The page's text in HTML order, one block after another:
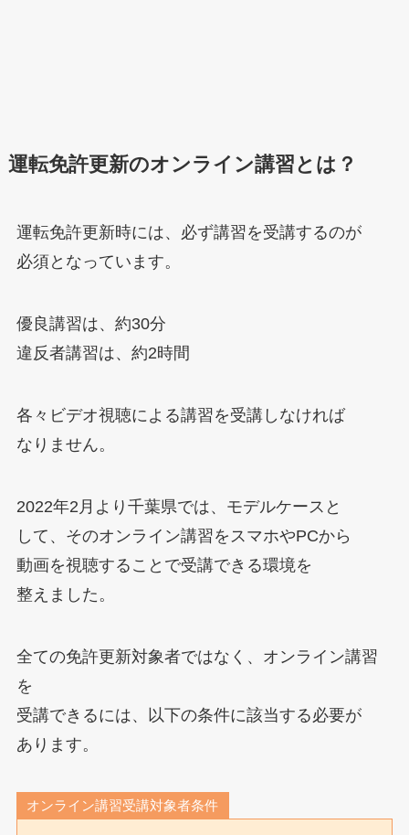
運転免許更新のオンライン講習とは？
運転免許更新時には、必ず講習を受講するのが
必須となっています。
優良講習は、約30分
違反者講習は、約2時間
各々ビデオ視聴による講習を受講しなければ
なりません。
2022年2月より千葉県では、モデルケースと
して、そのオンライン講習をスマホやPCから
動画を視聴することで受講できる環境を
整えました。
全ての免許更新対象者ではなく、オンライン講習
を
受講できるには、以下の条件に該当する必要が
あります。
オンライン講習受講対象者条件